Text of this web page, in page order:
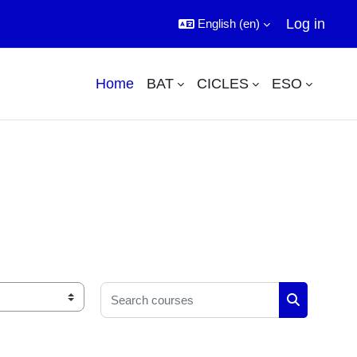
English ‎(en)‎ Log in
Home BAT CICLES ESO
Search courses